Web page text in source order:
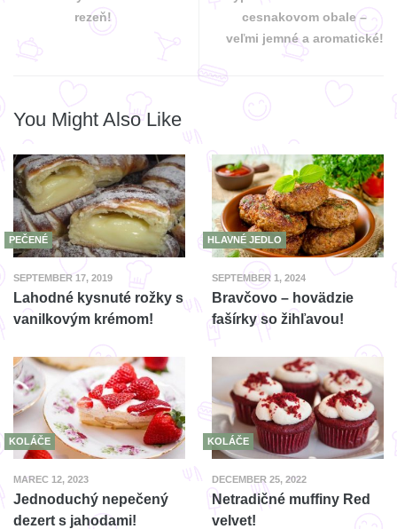
rezeň!
cesnakovom obale –
veľmi jemné a aromatické!
You Might Also Like
PEČENÉ
SEPTEMBER 17, 2019
Lahodné kysnuté rožky s
vanilkovým krémom!
HLAVNÉ JEDLO
SEPTEMBER 1, 2024
Bravčovo – hovädzie
fašírky so žihľavou!
KOLÁČE
MAREC 12, 2023
Jednoduchý nepečený
dezert s jahodami!
KOLÁČE
DECEMBER 25, 2022
Netradičné muffiny Red
velvet!